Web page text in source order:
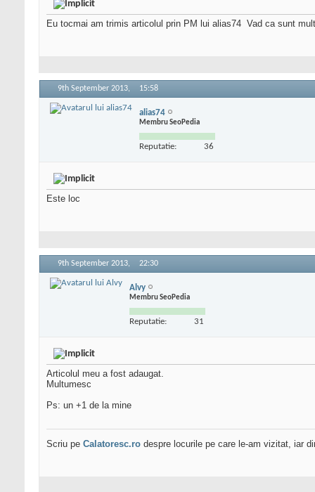
Eu tocmai am trimis articolul prin PM lui alias74 Vad ca sunt
9th September 2013, 15:58
alias74
Membru SeoPedia
Reputatie: 36
Este loc
9th September 2013, 22:30
Alvy
Membru SeoPedia
Reputatie: 31
Articolul meu a fost adaugat.
Multumesc
Ps: un +1 de la mine
Scriu pe Calatoresc.ro despre locurile pe care le-am vizitat, iar